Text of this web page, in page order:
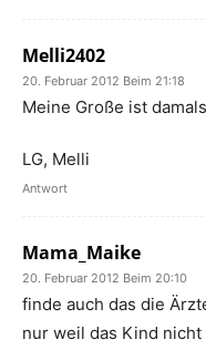
Melli2402
20. Februar 2012 Beim 21:18
Meine Große ist
LG, Melli
Antwort
Mama_Maike
20. Februar 2012 Beim 20:10
finde auch das die
nur weil das Kind